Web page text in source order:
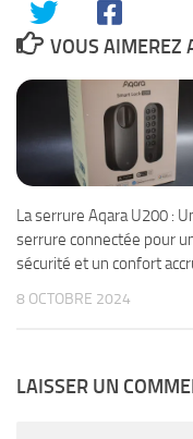
VOUS AIMEREZ
La serrure Aqara U200 :
serrure connectée pour
sécurité et un confort
8 OCTOBRE 2024
LAISSER UN